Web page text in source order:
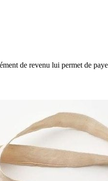
de revenu lui permet de